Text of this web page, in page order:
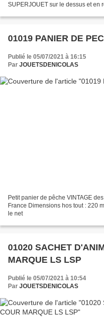
SUPERJOUET sur le dessus et en
01019 PANIER DE
Publié le 05/07/2021 à 16:15
Par JOUETSDENICOLAS
Petit panier de pêche VINTAGE
France Dimensions hos tout : 220
le net
01020 SACHET
MARQUE LS LSP
Publié le 05/07/2021 à 10:54
Par JOUETSDENICOLAS